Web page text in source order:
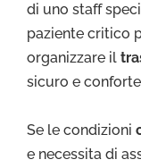
di uno staff
paziente critico
organizzare il
sicuro e
Se le condizioni
e necessita di